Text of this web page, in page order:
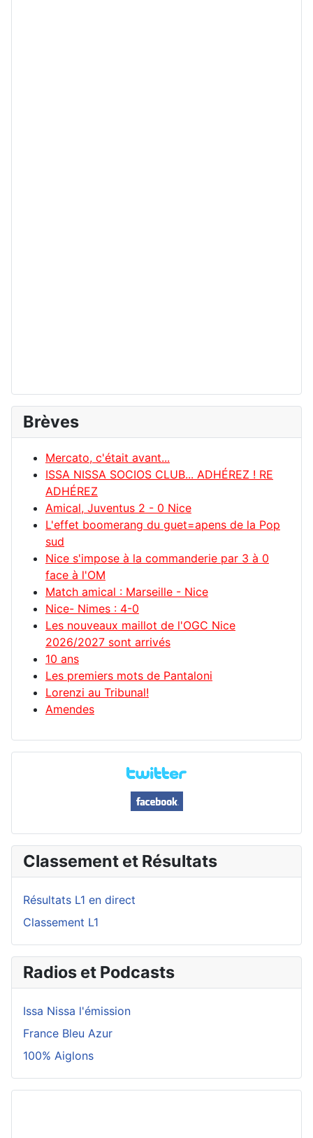
Brèves
Mercato, c'était avant...
ISSA NISSA SOCIOS CLUB... ADHÉREZ ! RE
ADHÉREZ
Amical, Juventus 2 - 0 Nice
L'effet boomerang du guet=apens de la Pop
sud
Nice s'impose à la commanderie par 3 à 0
face à l'OM
Match amical : Marseille - Nice
Nice- Nimes : 4-0
Les nouveaux maillot de l'OGC Nice
2026/2027 sont arrivés
10 ans
Les premiers mots de Pantaloni
Lorenzi au Tribunal!
Amendes
Classement et Résultats
Résultats L1 en direct
Classement L1
Radios et Podcasts
Issa Nissa l'émission
France Bleu Azur
100% Aiglons